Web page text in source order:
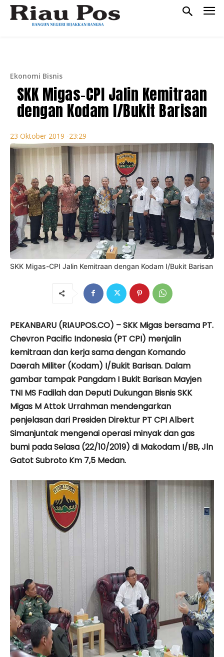
Ekonomi Bisnis
SKK Migas-CPI Jalin Kemitraan
dengan Kodam I/Bukit Barisan
23 Oktober 2019 -23:29
SKK Migas-CPI Jalin Kemitraan dengan Kodam I/Bukit Barisan
PEKANBARU (RIAUPOS.CO) – SKK Migas bersama PT.
Chevron Pacific Indonesia (PT CPI) menjalin
kemitraan dan kerja sama dengan Komando
Daerah Militer (Kodam) I/Bukit Barisan. Dalam
gambar tampak Pangdam I Bukit Barisan Mayjen
TNI MS Fadilah dan Deputi Dukungan Bisnis SKK
Migas M Attok Urrahman mendengarkan
penjelasan dari Presiden Direktur PT CPI Albert
Simanjuntak mengenai operasi minyak dan gas
bumi pada Selasa (22/10/2019) di Makodam I/BB, Jln
Gatot Subroto Km 7,5 Medan.